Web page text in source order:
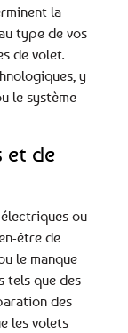
la
type de vos
de volet.
y
le système
et de
ou
être de
le manque
tels que des
des
les volets